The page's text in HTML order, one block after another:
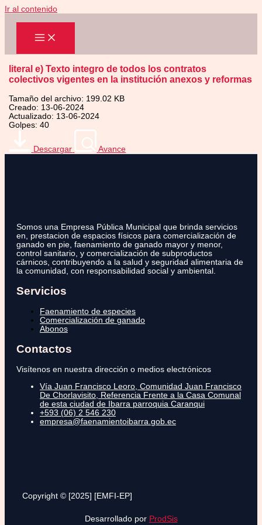
Ir al contenido
literal e) Texto integro de todos los contratos
colectivos vigentes en la institución anexos y reformas
Tamaño del archivo: 199.02 KB
Creado: 13-06-2024
Actualizado: 13-06-2024
Golpes: 40
Descargar Avance
Somos una Empresa Pública Municipal que brinda servicios
en, prestacion de espacios físicos para comercialización de
ganado en pie, faenamiento de ganado mayor y menor,
control sanitario, y comercialización de subproductos
cárnicos, contribuyendo a la salud y seguridad alimentaria de
la comunidad, con responsabilidad social y ambiental.
Servicios
Faenamiento de especies
Comercialización de ganado
Abonos
Contactos
Visítenos en nuestra dirección o medios electrónicos
Vía Juan Francisco Leoro, Comunidad Juan Francisco
De Chorlavisito, Referencia Frente a la Casa Comunal
de esta ciudad de Ibarra parroquia Caranqui
+593 (06) 2 546 230
empresa@faenamientoibarra.gob.ec
Copyright © [2025] [EMFI-EP]
Desarrollado por ProdSis